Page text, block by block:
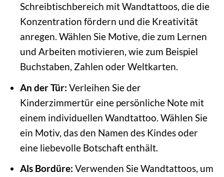
Schreibtischbereich mit Wandtattoos, die die
Konzentration fördern und die Kreativität
anregen. Wählen Sie Motive, die zum Lernen
und Arbeiten motivieren, wie zum Beispiel
Buchstaben, Zahlen oder Weltkarten.
An der Tür: Verleihen Sie der
Kinderzimmertür eine persönliche Note mit
einem individuellen Wandtattoo. Wählen Sie
ein Motiv, das den Namen des Kindes oder
eine liebevolle Botschaft enthält.
Als Bordüre: Verwenden Sie Wandtattoos, um